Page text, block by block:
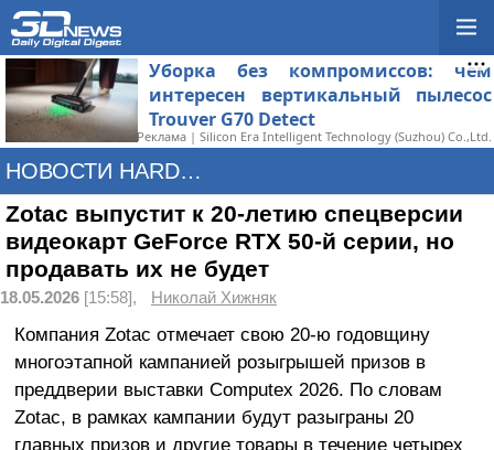
Уборка без компромиссов: чем
интересен вертикальный пылесос
Trouver G70 Detect
Реклама | Silicon Era Intelligent Technology (Suzhou) Co.,Ltd.
НОВОСТИ HARDWARE
Zotac выпустит к 20-летию спецверсии
видеокарт GeForce RTX 50-й серии, но
продавать их не будет
18.05.2026 [15:58], Николай Хижняк
Компания Zotac отмечает свою 20-ю годовщину
многоэтапной кампанией розыгрышей призов в
преддверии выставки Computex 2026. По словам
Zotac, в рамках кампании будут разыграны 20
главных призов и другие товары в течение четырех